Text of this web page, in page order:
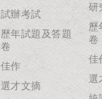
試辦考試
歷年試題及答題
卷
佳作
選才文摘
研
歷
卷
佳
選